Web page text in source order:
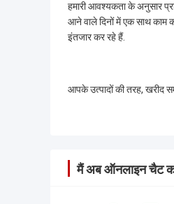
हमारी आवश्यकता के अनुसार
आने वाले दिनों में एक साथ काम
इंतजार कर रहे हैं.
आपके उत्पादों की तरह, खरीद
मैं अब ऑनलाइन चैट